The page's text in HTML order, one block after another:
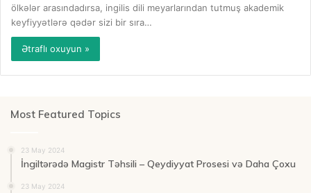
ölkələr arasındadırsa, ingilis dili meyarlarından tutmuş akademik
keyfiyyətlərə qədər sizi bir sıra…
Ətraflı oxuyun »
Most Featured Topics
23 May 2024
İngiltərədə Magistr Təhsili – Qeydiyyat Prosesi və Daha Çoxu
23 May 2024